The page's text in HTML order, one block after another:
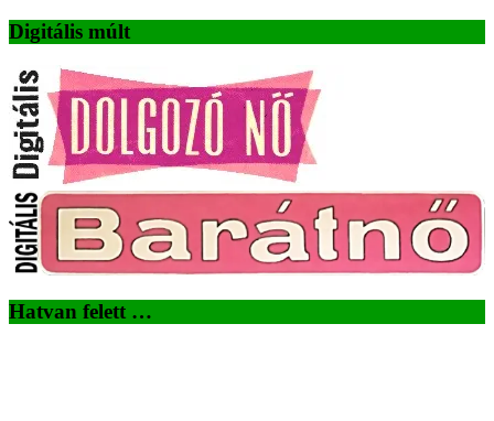
Digitális múlt
Hatvan felett …